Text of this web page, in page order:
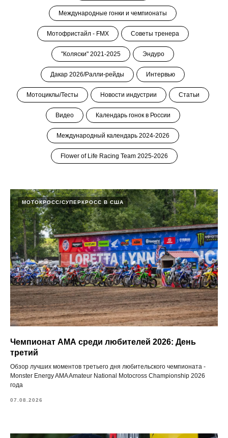
Международные гонки и чемпионаты
Мотофристайл - FMX Советы тренера
"Коляски" 2021-2025 Эндуро
Дакар 2026/Ралли-рейды Интервью
Мотоциклы/Тесты Новости индустрии Статьи
Видео Календарь гонок в России
Международный календарь 2024-2026
Flower of Life Racing Team 2025-2026
МОТОКРОСС/СУПЕРКРОСС В США
Чемпионат АМА среди любителей 2026: День
третий
Обзор лучших моментов третьего дня любительского чемпионата -
Monster Energy AMA Amateur National Motocross Championship 2026
года
07.08.2026